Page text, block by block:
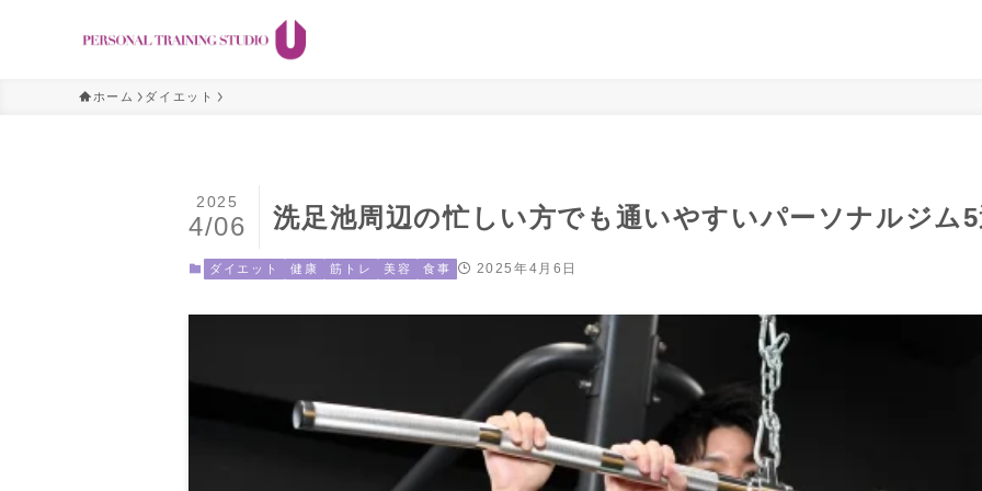
ホーム ダイエット
洗足池周辺の忙しい方でも通いやすいパーソナルジム
2025
4/06
ダイエット 健康 筋トレ 美容 食事 2025年4月6日